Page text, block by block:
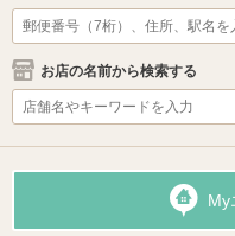
お店の名前から検索する
My